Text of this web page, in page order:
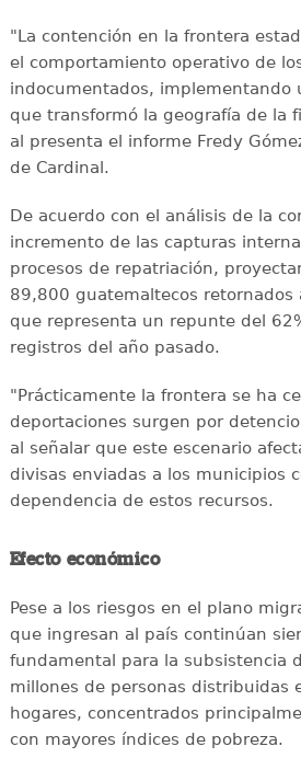
"La contención en la frontera
el comportamiento operativo de
indocumentados, implementando
que transformó la geografía de la
al presenta el informe Fredy
de Cardinal.
De acuerdo con el análisis de la
incremento de las capturas
procesos de repatriación,
89,800 guatemaltecos retornados
que representa un repunte del
registros del año pasado.
"Prácticamente la frontera se ha
deportaciones surgen por
al señalar que este escenario
divisas enviadas a los municipios
dependencia de estos recursos.
Efecto económico
Pese a los riesgos en el plano
que ingresan al país continúan
fundamental para la subsistencia
millones de personas distribuidas
hogares, concentrados
con mayores índices de pobreza.